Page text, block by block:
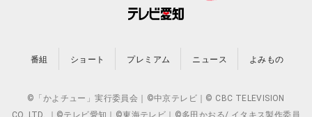
番組 ショート プレミアム ニュース よみもの
©「かよチュー」実行委員会｜©中京テレビ｜© CBC TELEVISION
CO.,LTD. ｜©テレビ愛知｜©東海テレビ｜©多田かおる/ イタキス製作委員